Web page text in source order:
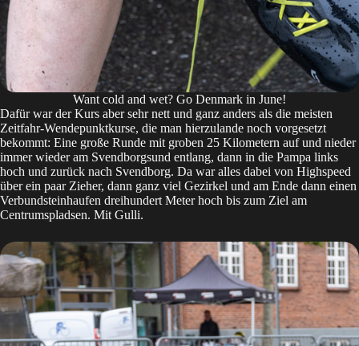
Want cold and wet? Go Denmark in June!
Dafür war der Kurs aber sehr nett und ganz anders als die meisten
Zeitfahr-Wendepunktkurse, die man hierzulande noch vorgesetzt
bekommt: Eine große Runde mit groben 25 Kilometern auf und nieder
immer wieder am Svendborgsund entlang, dann in die Pampa links
hoch und zurück nach Svendborg. Da war alles dabei von Highspeed
über ein paar Zieher, dann ganz viel Gezirkel und am Ende dann einen
Verbundsteinhaufen dreihundert Meter hoch bis zum Ziel am
Centrumspladsen. Mit Gulli.